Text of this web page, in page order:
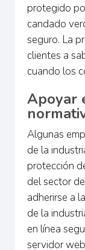
protegido
candado
seguro. La
clientes a
cuando los
Apoyar
Algunas
de la
protección
del sector
adherirse a
de la
en línea
servidor